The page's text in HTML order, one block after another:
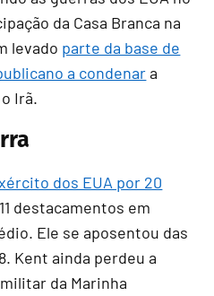
da Casa Branca na
levado parte da base de
a condenara
Irã.
dos EUA por 20
destacamentos em
Ele se aposentou das
Kent ainda perdeu a
da Marinha